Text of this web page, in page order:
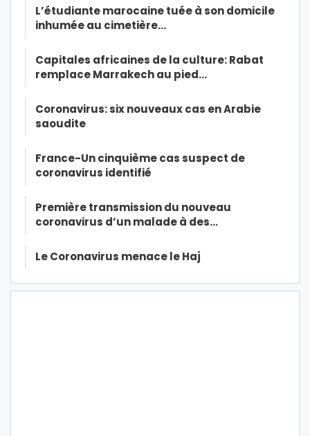
L’étudiante marocaine tuée à son domicile
inhumée au cimetière…
Capitales africaines de la culture: Rabat
remplace Marrakech au pied…
Coronavirus: six nouveaux cas en Arabie
saoudite
France-Un cinquième cas suspect de
coronavirus identifié
Première transmission du nouveau
coronavirus d’un malade à des…
Le Coronavirus menace le Haj